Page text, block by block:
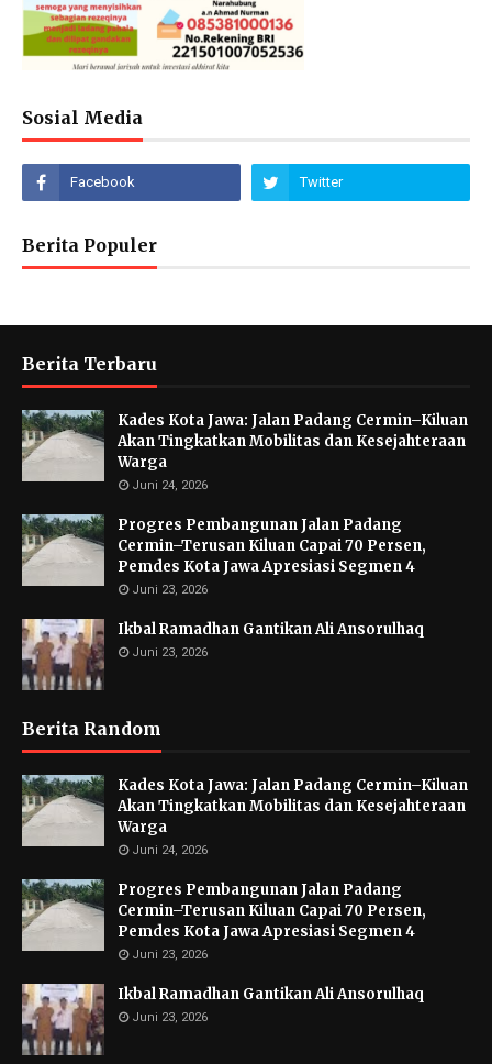
Sosial Media
Berita Populer
Berita Terbaru
Kades Kota Jawa: Jalan Padang Cermin–Kiluan
Akan Tingkatkan Mobilitas dan Kesejahteraan
Warga
Juni 24, 2026
Progres Pembangunan Jalan Padang
Cermin–Terusan Kiluan Capai 70 Persen,
Pemdes Kota Jawa Apresiasi Segmen 4
Juni 23, 2026
Ikbal Ramadhan Gantikan Ali Ansorulhaq
Juni 23, 2026
Berita Random
Kades Kota Jawa: Jalan Padang Cermin–Kiluan
Akan Tingkatkan Mobilitas dan Kesejahteraan
Warga
Juni 24, 2026
Progres Pembangunan Jalan Padang
Cermin–Terusan Kiluan Capai 70 Persen,
Pemdes Kota Jawa Apresiasi Segmen 4
Juni 23, 2026
Ikbal Ramadhan Gantikan Ali Ansorulhaq
Juni 23, 2026